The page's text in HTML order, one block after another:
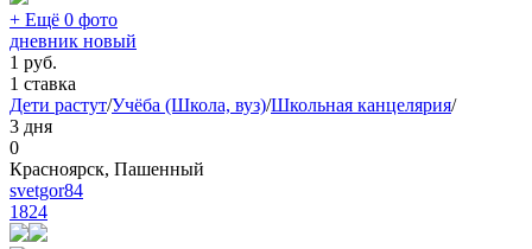
+ Ещё 0 фото
дневник новый
1 руб.
1 ставка
Дети растут/Учёба (Школа, вуз)/Школьная канцелярия/
3 дня
0
Красноярск, Пашенный
svetgor84
1824